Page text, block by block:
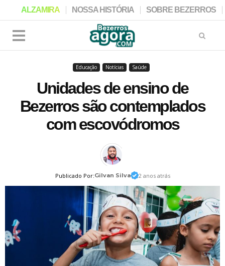
Educação Notícias Saúde
Unidades de ensino de
Bezerros são contemplados
com escovódromos
Publicado Por:Gilvan Silva 2 anos atrás
ALZAMIRA NOSSA HISTÓRIA SOBRE BEZERROS